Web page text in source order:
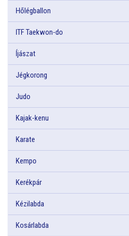
Hőlégballon
ITF Taekwon-do
Íjászat
Jégkorong
Judo
Kajak-kenu
Karate
Kempo
Kerékpár
Kézilabda
Kosárlabda